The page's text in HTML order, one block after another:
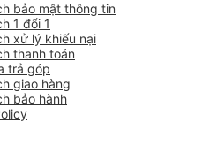
bảo mật thông tin
1 đổi 1
xử lý khiếu nại
thanh toán
trả góp
giao hàng
bảo hành